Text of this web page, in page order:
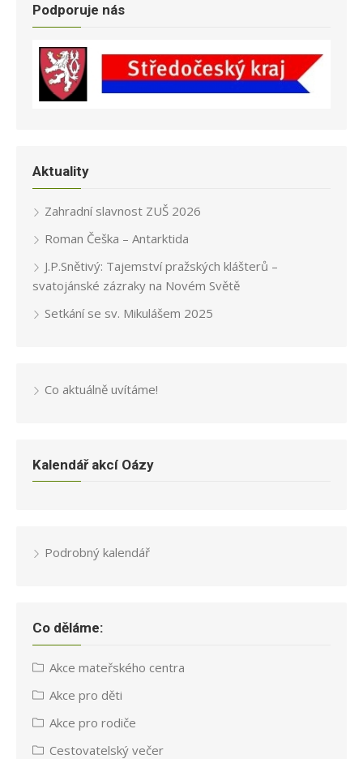
Podporuje nás
Aktuality
Zahradní slavnost ZUŠ 2026
Roman Češka – Antarktida
J.P.Snětivý: Tajemství pražských klášterů –
svatojánské zázraky na Novém Světě
Setkání se sv. Mikulášem 2025
Co aktuálně uvítáme!
Kalendář akcí Oázy
Podrobný kalendář
Co děláme:
Akce mateřského centra
Akce pro děti
Akce pro rodiče
Cestovatelský večer